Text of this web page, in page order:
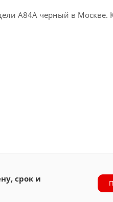
A84A черный в Москве.
срок и